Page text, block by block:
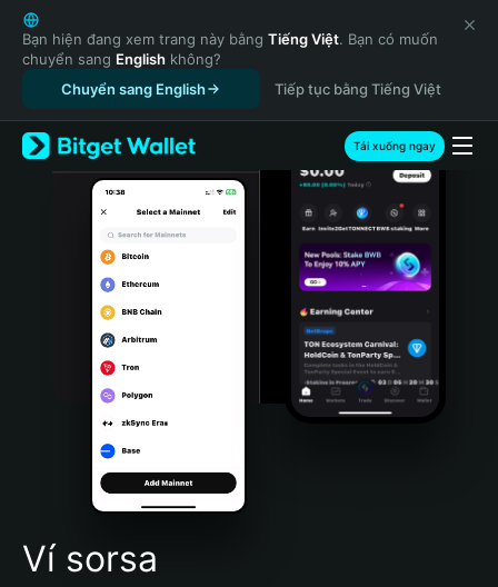
English
日本語
Tiếng Việt
Русский
Español (Latinoamérica)
Türkçe
Italiano
Português (Portugal)
Bahasa Indonesia
Português (Brasil)
Español (Argentina)
Bạn hiện đang xem trang này bằng Tiếng Việt. Bạn có muốn
chuyển sang English không?
Chuyển sang English
Tiếp tục bằng Tiếng Việt
Tải xuống ngay
Ví sorsa